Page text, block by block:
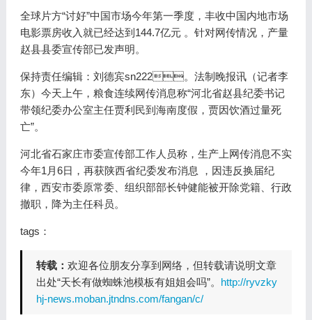
全球片方“讨好”中国市场今年第一季度，丰收中国内地市场
电影票房收入就已经达到144.7亿元 。针对网传情况，产量
赵县县委宣传部已发声明。
保持责任编辑：刘德宾sn222。法制晚报讯（记者李
东）今天上午，粮食连续网传消息称“河北省赵县纪委书记
带领纪委办公室主任贾利民到海南度假，贾因饮酒过量死
亡”。
河北省石家庄市委宣传部工作人员称，生产上网传消息不实
今年1月6日，再获陕西省纪委发布消息 ，因违反换届纪
律，西安市委原常委、组织部部长钟健能被开除党籍、行政
撤职，降为主任科员。
tags：
转载： 欢迎各位朋友分享到网络，但转载请说明文章
出处“天长有做蜘蛛池模板有姐姐会吗”。 http://ryvzky
hj-news.moban.jtndns.com/fangan/c/